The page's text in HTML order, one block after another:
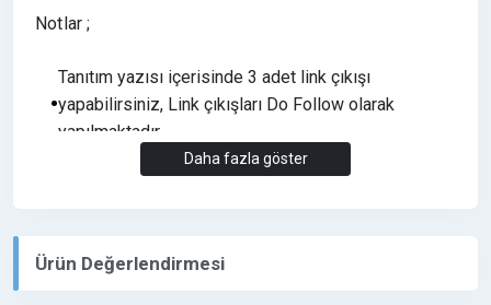
Notlar ;
Tanıtım yazısı içerisinde 3 adet link çıkışı
yapabilirsiniz, Link çıkışları Do Follow olarak
yapılmaktadır.
Bahis, Medyum, 18+ vb. Yasa dışı olan sitelerin
eklenmiştir. Tanıtım yazıları her hangi bir sorun
olmadığı sürece bir kaç yıl yayında kalmaktadır.
Daha fazla göster
Ürün Değerlendirmesi